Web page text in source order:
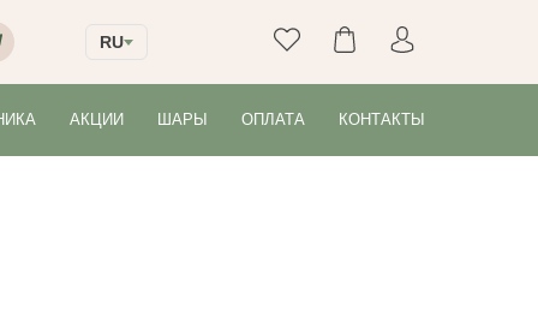
RU
АКЦИИ ШАРЫ ОПЛАТА КОНТАКТЫ